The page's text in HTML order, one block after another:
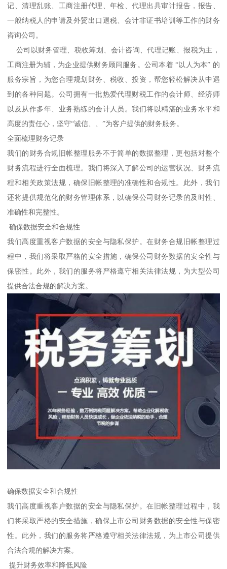
记、清理乱账、工商注册代理、年检、代理出具审计报告，报告、
一般纳税人的申请及外贸出口退税、会计非证书培训等工作的财务
咨询公司。
公司以财务管理、税收筹划、会计咨询、代理记账、报税为主，
工商注册为辅，为企业提供财务顾问服务。公司本着 “以人为本” 的
服务宗旨，为您合理规划财务、税收、投资，帮您轻松解决从中遇
到的各种问题。公司拥有一批热爱代理财税工作的会计师、经济师
以及从作多年、业务熟练的会计人员。我们将以精湛的业务水平和
高度的责任心，坚守“诚信、、”为客户提供的财务服务。
全面梳理财务记录
我们的财务合规旧帐整理服务不于简单的数据整理，更包括对整个
财务流程进行全面梳理。我们将深入了解公司的运营状况、财务流
程和相关政策法规，确保旧帐整理的准确性和合规性。此外，我们
还将提供规范化的财务管理体系，以确保公司财务记录的及时性、
准确性和完整性。
确保数据安全和合规性
我们高度重视客户数据的安全与隐私保护。在财务合规旧帐整理过
程中，我们将采取严格的安全措施，确保公司财务数据的安全性与
保密性。此外，我们的服务将严格遵守相关法律法规，为大型公司
提供合法合规的解决方案。
确保数据安全和合规性
我们高度重视客户数据的安全与隐私保护。在旧帐整理过程中，我
们将采取严格的安全措施，确保上市公司财务数据的安全性与保密
性。此外，我们的服务将严格遵守相关法律法规，为上市公司提供
合法合规的解决方案。
提升财务效率和降低风险